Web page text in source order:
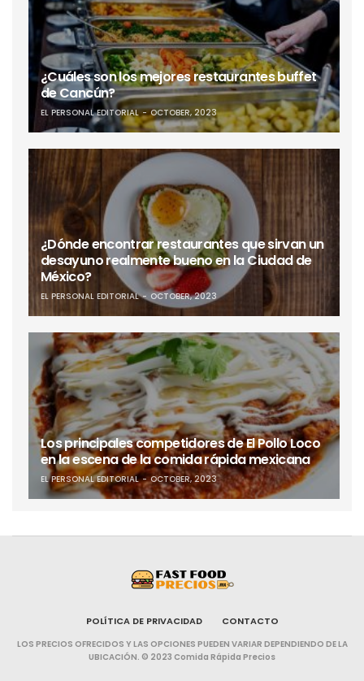
¿Cuáles son los mejores restaurantes buffet
de Cancún?
EL PERSONAL EDITORIAL OCTOBER, 2023
¿Dónde encontrar restaurantes que sirvan un
desayuno realmente bueno en la Ciudad de
México?
EL PERSONAL EDITORIAL OCTOBER, 2023
Los principales competidores de El Pollo Loco
en la escena de la comida rápida mexicana
EL PERSONAL EDITORIAL OCTOBER, 2023
POLÍTICA DE PRIVACIDAD CONTACTO
LOS PRECIOS OFRECIDOS Y LAS OPCIONES PUEDEN VARIAR DEPENDIENDO DE LA
UBICACIÓN. © 2023 Comida Rápida Precios